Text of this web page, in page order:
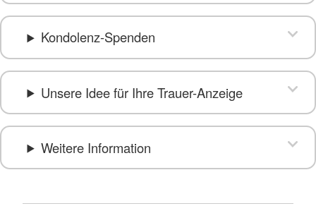
Kondolenz-Spenden
Unsere Idee für Ihre Trauer-Anzeige
Weitere Information